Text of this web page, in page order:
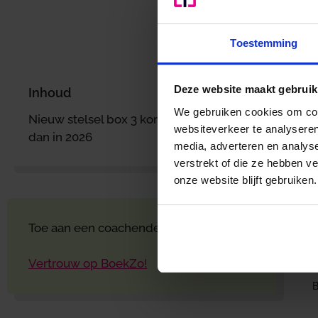
Toestemming
Deze website maakt
We gebruiken cookies om
websiteverkeer te
media, adverteren en
verstrekt of die ze hebben
onze website blijft gebruiken.
Inhoud
Nieuw stelsel box 3 komt niet eerder
dan in 2026
Toe aan een coachende accountant?
Vertrouw op BoekZo!